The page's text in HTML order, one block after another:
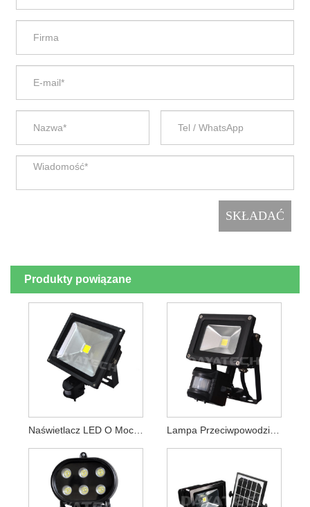
Produkty powiązane
Naświetlacz LED O Mocy 30W Z Czujnikiem PIR